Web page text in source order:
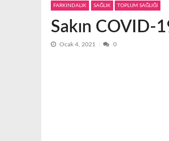
FARKINDALIK SAĞLIK TOPLUM SAĞLIĞI
Sakın COVID-
Ocak 4, 2021 0